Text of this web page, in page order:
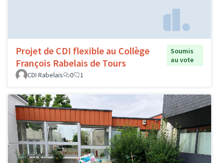
Projet de CDI flexible au Collège
François Rabelais de Tours
Soumis
au vote
CDI Rabelais
0 1